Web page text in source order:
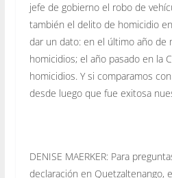
jefe de gobierno el robo de
también el delito de homicidio
dar un dato: en el último año de
homicidios; el año pasado en la
homicidios. Y si comparamos
desde luego que fue exitosa
DENISE MAERKER: Para
declaración en Quetzaltenango,